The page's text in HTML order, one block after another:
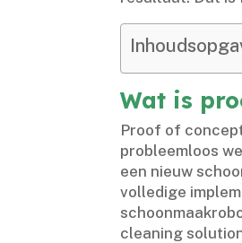
Wat is
Proof of
probleemloos
een nieuw
volledige
cleaning